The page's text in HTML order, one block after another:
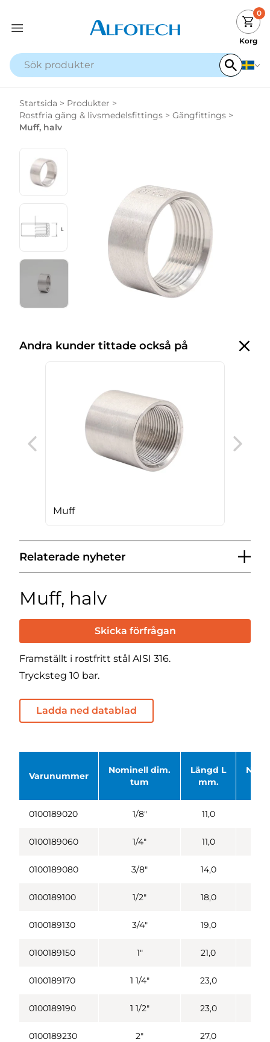
0
Korg
Startsida > Produkter >
Rostfria gäng & livsmedelsfittings > Gängfittings >
Muff, halv
Andra kunder tittade också på
Muff
Relaterade nyheter
Muff, halv
Skicka förfrågan
Framställt i rostfritt stål AISI 316.
Trycksteg 10 bar.
Ladda ned datablad
Varunummer
Nominell dim.
tum
Längd L
mm.
0100189020 1/8" 11,0
0100189060 1/4" 11,0
0100189080 3/8" 14,0
0100189100 1/2" 18,0
0100189130 3/4" 19,0
0100189150 1" 21,0
0100189170 1 1/4" 23,0
0100189190 1 1/2" 23,0
0100189230 2" 27,0